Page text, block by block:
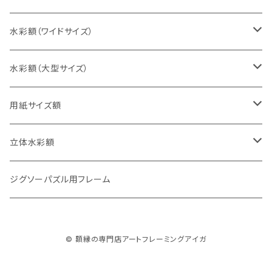
太子判（288×379ミリ）
四切判（348×424ミリ）
大衣判（394×509ミリ）
半切判（424×545ミリ）
三三判（455×606ミリ）
スケッチ6Ｆ（458×550ミリ）
スケッチ8Ｆ（520×595ミリ）
スケッチ10Ｆ（595×670ミリ）
10cm正方形（100×100ミリ）
15cm正方形（150×150ミリ）
20cm正方形（200×200ミリ）
25cm正方形（250×250ミリ）
30cm正方形（300×300ミリ）
水彩額（ワイドサイズ）
15×30cm
20×40cm
25×50cm
30×60cm
水彩額（大型サイズ）
大判（660×850ミリ）
MO判（693×893ミリ）
特全判（780×1050ミリ）
用紙サイズ額
B5判（182×257ミリ）
A4判（210×297ミリ）
立体水彩額
インチ判（203×254ミリ）
ジグソーパズル用フレーム
© 額縁の専門店アートフレーミングアイガ